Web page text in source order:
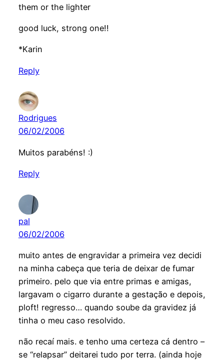
them or the lighter
good luck, strong one!!
*Karin
Reply
Rodrigues
06/02/2006
Muitos parabéns! :)
Reply
pal
06/02/2006
muito antes de engravidar a primeira vez decidi
na minha cabeça que teria de deixar de fumar
primeiro. pelo que via entre primas e amigas,
largavam o cigarro durante a gestação e depois,
ploft! regresso… quando soube da gravidez já
tinha o meu caso resolvido.
não recaí mais. e tenho uma certeza cá dentro –
se “relapsar” deitarei tudo por terra. (ainda hoje